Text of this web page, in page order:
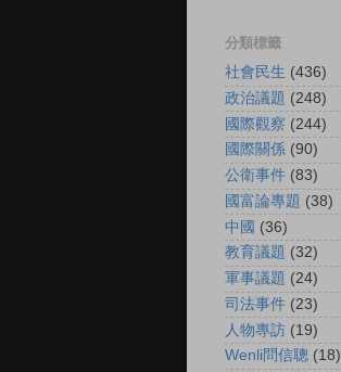
分類標籤
社會民生 (436)
政治議題 (248)
國際觀察 (244)
國際關係 (90)
公衛事件 (83)
國富論專題 (38)
中國 (36)
教育議題 (32)
軍事議題 (24)
司法事件 (23)
人物專訪 (19)
Wenli問信聰 (18)